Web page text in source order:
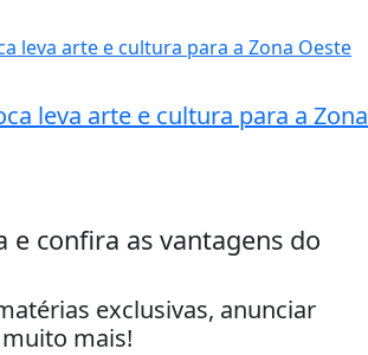
leva arte e cultura para a Zona
e confira as vantagens do
exclusivas, anunciar
mais!